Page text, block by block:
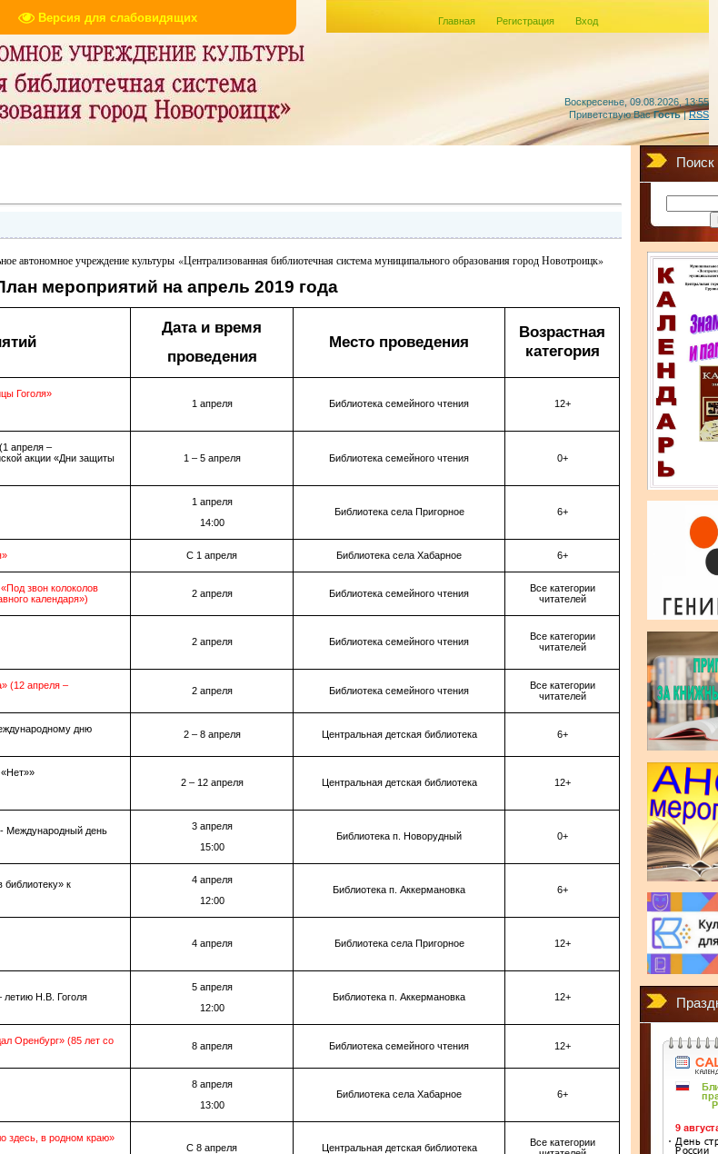
Версия для слабовидящих
Воскресенье, 09.08.2026, 13:55
Приветствую Вас Гость|RSS
Главная Регистрация Вход
автономное учреждение культуры «Централизованная библиотечная система муниципального образования город Новотроицк»
мероприятий на апрель 2019 года
Дата и время
проведения
Место проведения
Возрастная
категория
Гоголя»
1 апреля Библиотека семейного чтения 12+
апреля –
акции «Дни защиты
1 – 5 апреля Библиотека семейного чтения 0+
1 апреля
14:00
Библиотека села Пригорное 6+
С 1 апреля Библиотека села Хабарное 6+
звон колоколов
календаря»)
2 апреля Библиотека семейного чтения
Все категории
читателей
2 апреля Библиотека семейного чтения
Все категории
читателей
(12 апреля –
2 апреля Библиотека семейного чтения
Все категории
читателей
дню
2 – 8 апреля Центральная детская библиотека 6+
«Нет»»
2 – 12 апреля Центральная детская библиотека 12+
Международный день
3 апреля
15:00
Библиотека п. Новорудный 0+
библиотеку» к
4 апреля
12:00
Библиотека п. Аккермановка 6+
4 апреля Библиотека села Пригорное 12+
летию Н.В. Гоголя
5 апреля
12:00
Библиотека п. Аккермановка 12+
Оренбург» (85 лет со
8 апреля Библиотека семейного чтения 12+
8 апреля
13:00
Библиотека села Хабарное 6+
здесь, в родном краю»
С 8 апреля
Центральная детская библиотека
Все категории
Поиск